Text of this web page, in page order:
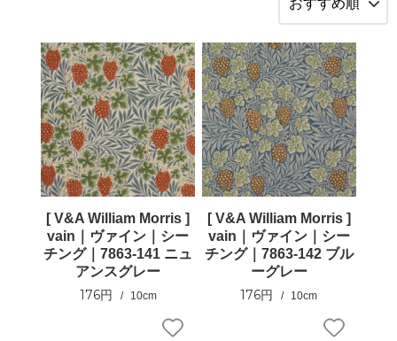
[ V&A William Morris ]
vain｜ヴァイン｜シー
チング｜7863-141 ニュ
アンスグレー
176円 10cm
[ V&A William Morris ]
vain｜ヴァイン｜シー
チング｜7863-142 ブル
ーグレー
176円 10cm